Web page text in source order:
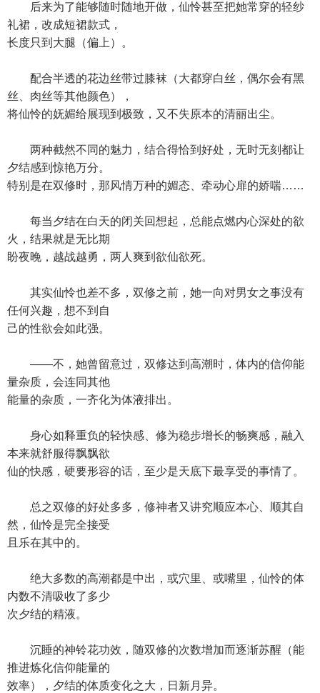
后来为了能够随时随地开做，仙怜甚至把她常穿的轻纱
礼裙，改成短裙款式，
长度只到大腿（偏上）。
配合半透的花边丝带过膝袜（大都穿白丝，偶尔会有黑
丝、肉丝等其他颜色），
将仙怜的妩媚给展现到极致，又不失原本的清丽出尘。
两种截然不同的魅力，结合得恰到好处，无时无刻都让
夕结感到惊艳万分。
特别是在双修时，那风情万种的媚态、牵动心扉的娇喘……
每当夕结在白天的闭关回想起，总能点燃内心深处的欲
火，结果就是无比期
盼夜晚，越战越勇，两人爽到欲仙欲死。
其实仙怜也差不多，双修之前，她一向对男女之事没有
任何兴趣，想不到自
己的性欲会如此强。
——不，她曾留意过，双修达到高潮时，体内的信仰能
量杂质，会连同其他
能量的杂质，一齐化为体液排出。
身心如释重负的轻快感、修为稳步增长的畅爽感，融入
本来就舒服得飘飘欲
仙的快感，硬要形容的话，至少是天底下最享受的事情了。
总之双修的好处多多，修神者又讲究顺应本心、顺其自
然，仙怜是完全接受
且乐在其中的。
绝大多数的高潮都是中出，或穴里、或嘴里，仙怜的体
内数不清吸收了多少
次夕结的精液。
沉睡的神铃花功效，随双修的次数增加而逐渐苏醒（能
推进炼化信仰能量的
效率），夕结的体质变化之大，日新月异。